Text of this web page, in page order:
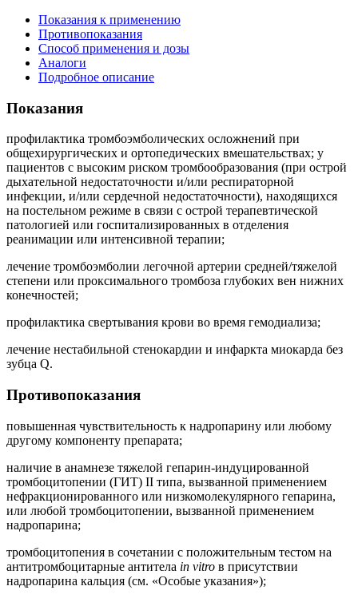
Показания к применению
Противопоказания
Способ применения и дозы
Аналоги
Подробное описание
Показания
профилактика тромбоэмболических осложнений при
общехирургических и ортопедических вмешательствах; у
пациентов с высоким риском тромбообразования (при острой
дыхательной недостаточности и/или респираторной
инфекции, и/или сердечной недостаточности), находящихся
на постельном режиме в связи с острой терапевтической
патологией или госпитализированных в отделения
реанимации или интенсивной терапии;
лечение тромбоэмболии легочной артерии средней/тяжелой
степени или проксимального тромбоза глубоких вен нижних
конечностей;
профилактика свертывания крови во время гемодиализа;
лечение нестабильной стенокардии и инфаркта миокарда без
зубца Q.
Противопоказания
повышенная чувствительность к надропарину или любому
другому компоненту препарата;
наличие в анамнезе тяжелой гепарин-индуцированной
тромбоцитопении (ГИТ) II типа, вызванной применением
нефракционированного или низкомолекулярного гепарина,
или любой тромбоцитопении, вызванной применением
надропарина;
тромбоцитопения в сочетании с положительным тестом на
антитромбоцитарные антитела in vitro в присутствии
надропарина кальция (см. «Особые указания»);